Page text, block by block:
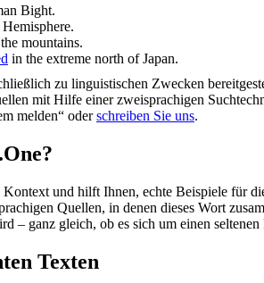
Bight.
mountains.
in the extreme north of Japan.
zu linguistischen Zwecken
mit Hilfe einer zweisprachigen
melden“ oderschreiben Sie uns.
und hilft Ihnen, echte Beispiele für
Quellen, in denen dieses Wort
– ganz gleich, ob es sich um einen
Texten